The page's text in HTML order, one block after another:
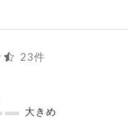
23件
大きめ